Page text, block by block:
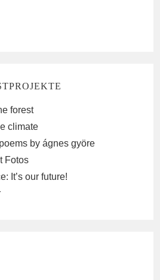
forest
climate
by ágnes györe
Fotos
It’s our future!